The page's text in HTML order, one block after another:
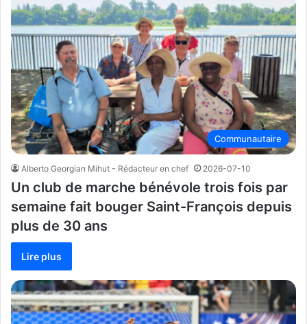
Communautaire
Alberto Georgian Mihut - Rédacteur en chef 2026-07-10
Un club de marche bénévole trois fois par
semaine fait bouger Saint-François depuis
plus de 30 ans
Lire plus